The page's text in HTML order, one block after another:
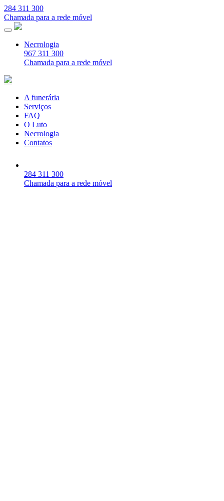
284 311 300
Chamada para a rede móvel
Necrologia
967 311 300
Chamada para a rede móvel
A funerária
Serviços
FAQ
O Luto
Necrologia
Contatos
284 311 300
Chamada para a rede móvel